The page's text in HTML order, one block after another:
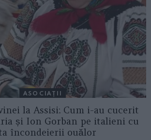
ASOCIAŢII
la Assisi: Cum i-au cucerit
și Ion Gorban pe italieni cu
încondeierii ouălor